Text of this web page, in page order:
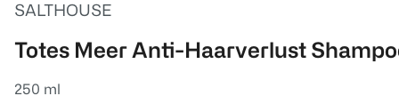
SALTHOUSE
Totes Meer Anti-Haarverlust
250 ml